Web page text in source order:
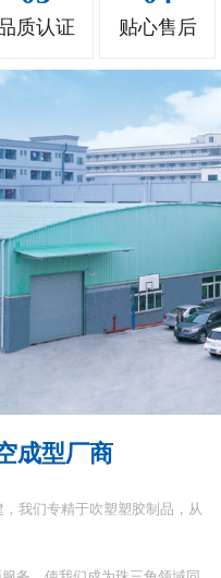
质认证 贴心售后
成型厂商
我们专精于吹塑塑胶制品，从